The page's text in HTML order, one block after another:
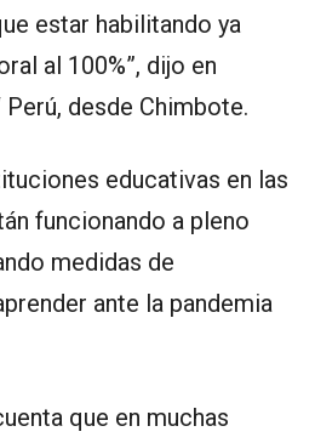
estar habilitando ya
al 100%”, dijo en
desde Chimbote.
educativas en las
funcionando a pleno
medidas de
ante la pandemia
que en muchas